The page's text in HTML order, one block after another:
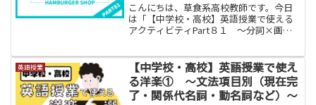
こんにちは、草食系高校教師です。今日
は「【中学校・高校】英語授業で使える
アクティビティPart８１ 〜分詞×画像
分詞。苦手な生徒がとにかく多いです。
特に後置修飾は日本...
英語授業
【中学校・高校】英語授業で使え
る洋楽① 〜文法項目別（現在完
了・関係代名詞・動名詞など）〜